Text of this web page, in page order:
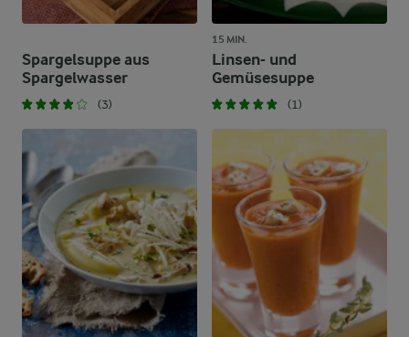
Spargelsuppe aus
Spargelwasser
(3)
15 MIN.
Linsen- und
Gemüsesuppe
(1)